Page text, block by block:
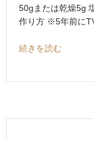
50gまたは乾燥5g
作り方 ※5年前に
続きを読む